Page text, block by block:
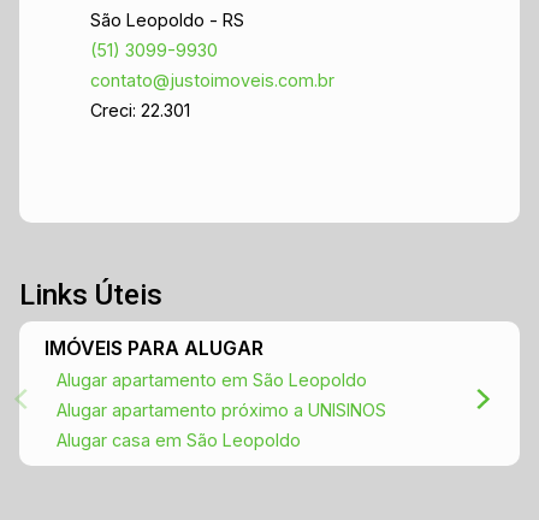
arejado e iluminado. - Cozinha ampla com
espaço para refeições. - Área de serviço. -
Garagem para vários veículos. - Quintal
espaçoso, ideal para crianças e pets. Não perca
São Leopoldo - RS
(51) 3099-9930
contato@justoimoveis.com.br
Creci: 22.301
Links Úteis
IMÓVEIS PARA ALUGAR
Alugar apartamento em São Leopoldo
Alugar apartamento próximo a UNISINOS
Alugar casa em São Leopoldo